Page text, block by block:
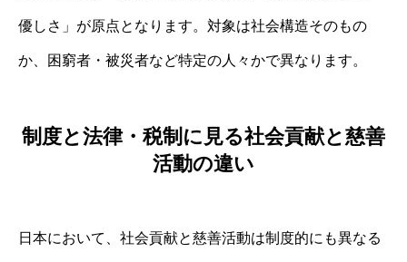
優しさ」が原点となります。対象は社会構造そのもの
か、困窮者・被災者など特定の人々かで異なります。
制度と法律・税制に見る社会貢献と慈善
活動の違い
日本において、社会貢献と慈善活動は制度的にも異なる